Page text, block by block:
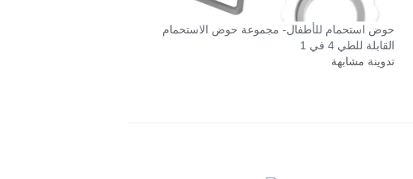
حوض استحمام للأطفال- مجموعة حوض الاستحمام
القابلة للطي 4 في 1
تدوينة مشابهة